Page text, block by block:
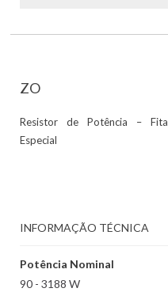
ZO
Resistor de Potência – Fita
Especial
INFORMAÇÃO TÉCNICA
Potência Nominal
90 - 3188 W